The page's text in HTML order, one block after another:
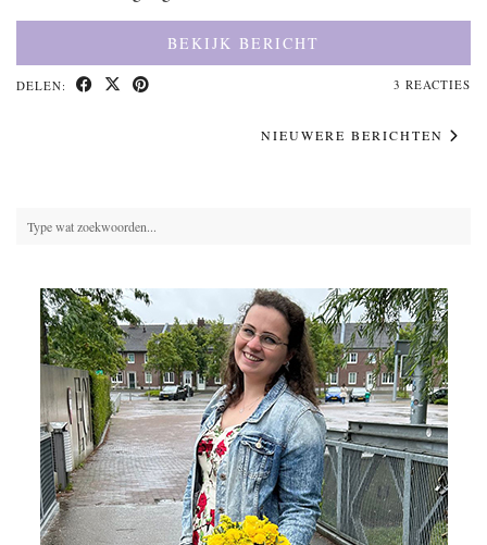
BEKIJK BERICHT
DELEN: 3 REACTIES
NIEUWERE BERICHTEN